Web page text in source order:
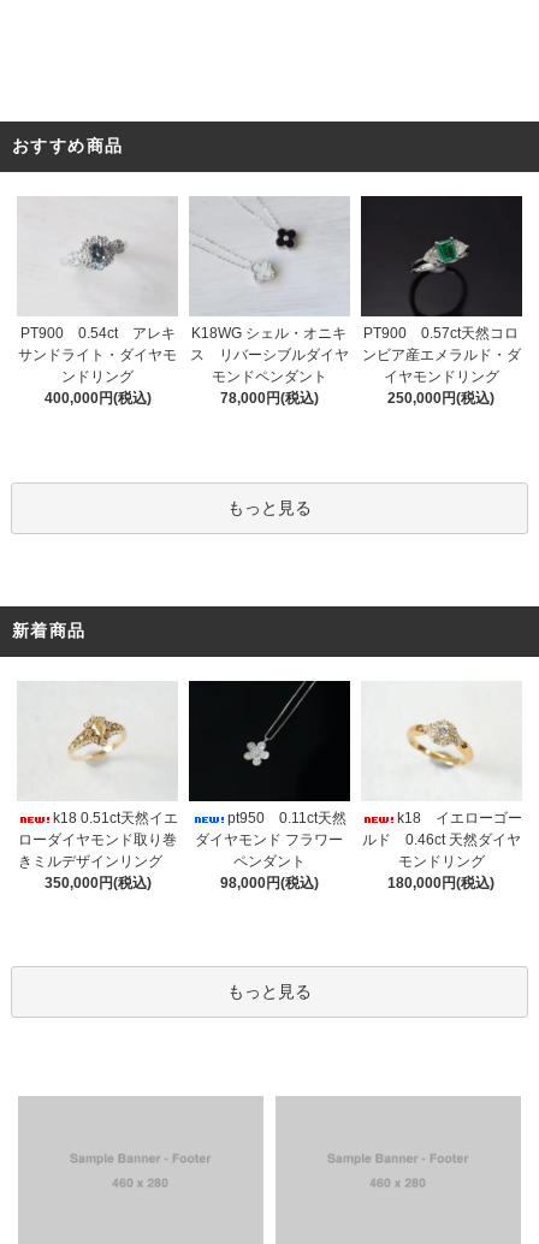
おすすめ商品
PT900 0.54ct アレキ
サンドライト・ダイヤモ
ンドリング
400,000円(税込)
K18WG シェル・オニキ
ス リバーシブルダイヤ
モンドペンダント
78,000円(税込)
PT900 0.57ct天然コロ
ンビア産エメラルド・ダ
イヤモンドリング
250,000円(税込)
もっと見る
新着商品
k18 0.51ct天然イエ
ローダイヤモンド取り巻
きミルデザインリング
350,000円(税込)
pt950 0.11ct天然
ダイヤモンド フラワー
ペンダント
98,000円(税込)
k18 イエローゴー
ルド 0.46ct 天然ダイヤ
モンドリング
180,000円(税込)
もっと見る